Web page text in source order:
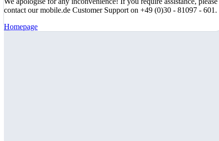
contact our mobile.de Customer Support on +49 (0)30 - 81097 - 601.
Homepage